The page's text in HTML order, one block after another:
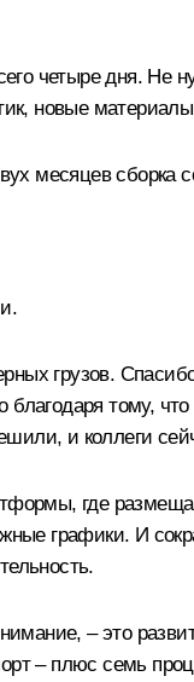
четыре дня. Не
новые
месяцев
грузов.
благодаря тому,
и коллеги
где
графики. И
– это
– плюс семь